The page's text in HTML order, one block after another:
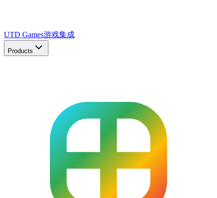
UTD Games游戏集成
Products